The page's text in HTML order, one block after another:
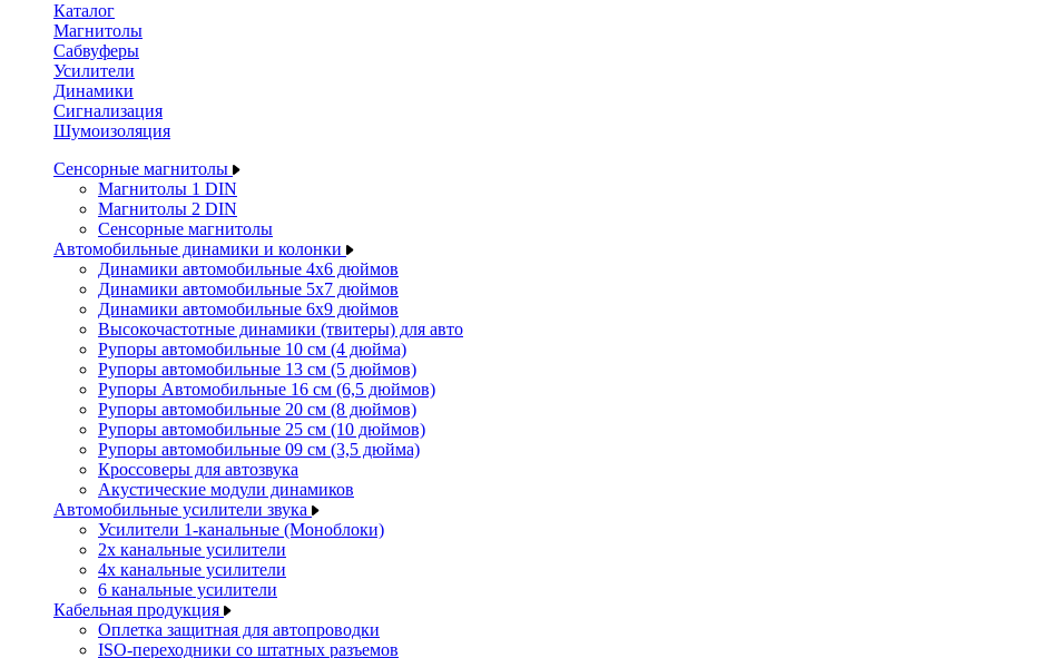
Каталог
Магнитолы
Сабвуферы
Усилители
Динамики
Сигнализация
Шумоизоляция
Сенсорные магнитолы
Магнитолы 1 DIN
Магнитолы 2 DIN
Сенсорные магнитолы
Автомобильные динамики и колонки
Динамики автомобильные 4x6 дюймов
Динамики автомобильные 5x7 дюймов
Динамики автомобильные 6x9 дюймов
Высокочастотные динамики (твитеры) для авто
Рупоры автомобильные 10 см (4 дюйма)
Рупоры автомобильные 13 см (5 дюймов)
Рупоры Автомобильные 16 см (6,5 дюймов)
Рупоры автомобильные 20 см (8 дюймов)
Рупоры автомобильные 25 см (10 дюймов)
Рупоры автомобильные 09 см (3,5 дюйма)
Кроссоверы для автозвука
Акустические модули динамиков
Автомобильные усилители звука
Усилители 1-канальные (Моноблоки)
2х канальные усилители
4х канальные усилители
6 канальные усилители
Кабельная продукция
Оплетка защитная для автопроводки
ISO-переходники со штатных разъемов